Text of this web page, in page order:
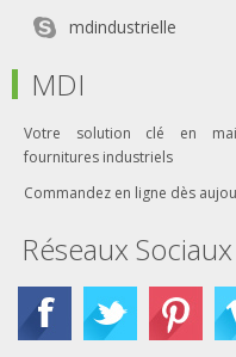
mdindustrielle
MDI
Votre solution clé en
fournitures industriels
Commandez en ligne dès
Réseaux Sociaux